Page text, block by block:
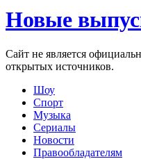
Новые
Сайт не является
открытых источников.
Шоу
Спорт
Музыка
Сериалы
Новости
Правообладателям